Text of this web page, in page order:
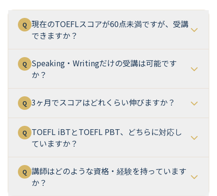
Q 現在のTOEFLスコアが60点未満ですが、受講
できますか？
Q
Speaking・Writingだけの受講は可能です
か？
Q 3ヶ月でスコアはどれくらい伸びますか？
Q
TOEFL iBTとTOEFL PBT、どちらに対応し
ていますか？
Q 講師はどのような資格・経験を持っています
か？